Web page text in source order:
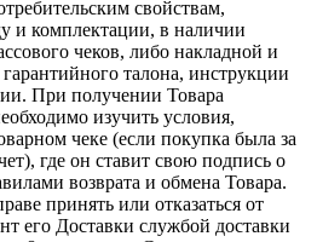
свойствам,
и комплектации, в наличии
чеков, либо накладной и
талона, инструкции
При получении Товара
изучить условия,
чеке (если покупка была за
где он ставит свою подпись о
возврата и обмена Товара.
принять или отказаться от
его Доставки службой доставки